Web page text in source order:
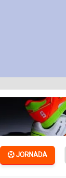
JORNADA